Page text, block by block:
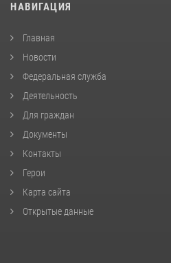
НАВИГАЦИЯ
Главная
Новости
Федеральная служба
Деятельность
Для граждан
Документы
Контакты
Герои
Карта сайта
Открытые данные